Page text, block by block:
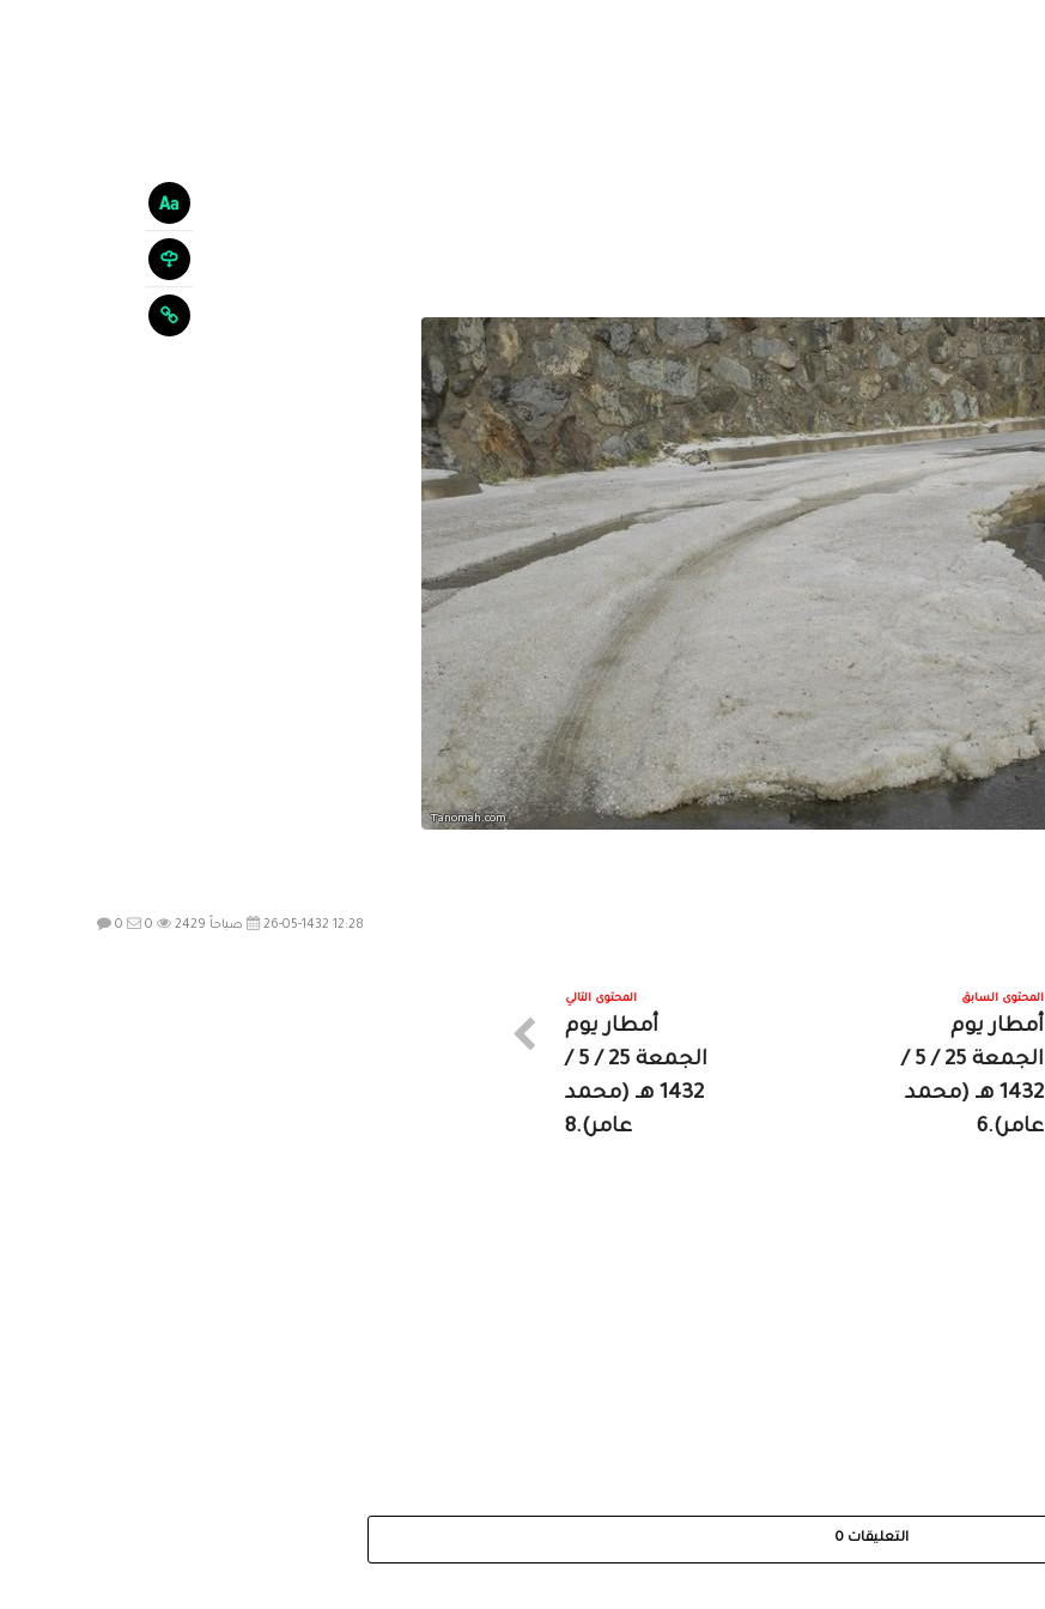
26-05-1432 12:28 صباحاً 0 0 2429
المحتوى السابق
أمطار يوم
الجمعة 25 / 5 /
1432 هـ (محمد
عامر).6
المحتوى التالي
أمطار يوم
الجمعة 25 / 5 /
1432 هـ (محمد
عامر).8
التعليقات 0